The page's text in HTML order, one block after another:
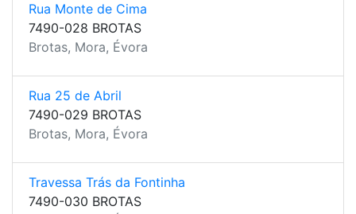
Rua Monte de Cima
7490-028 BROTAS
Brotas, Mora, Évora
Rua 25 de Abril
7490-029 BROTAS
Brotas, Mora, Évora
Travessa Trás da Fontinha
7490-030 BROTAS